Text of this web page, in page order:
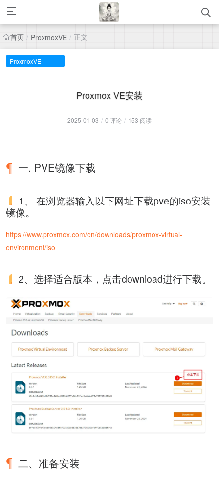
首页 / ProxmoxVE / 正文
ProxmoxVE
Proxmox VE安装
2025-01-03 / 0 评论 / 153 阅读
一. PVE镜像下载
1、 在浏览器输入以下网址下载pve的iso安装
镜像。
https://www.proxmox.com/en/downloads/proxmox-virtual-
environment/iso
2、选择适合版本，点击download进行下载。
二、准备安装